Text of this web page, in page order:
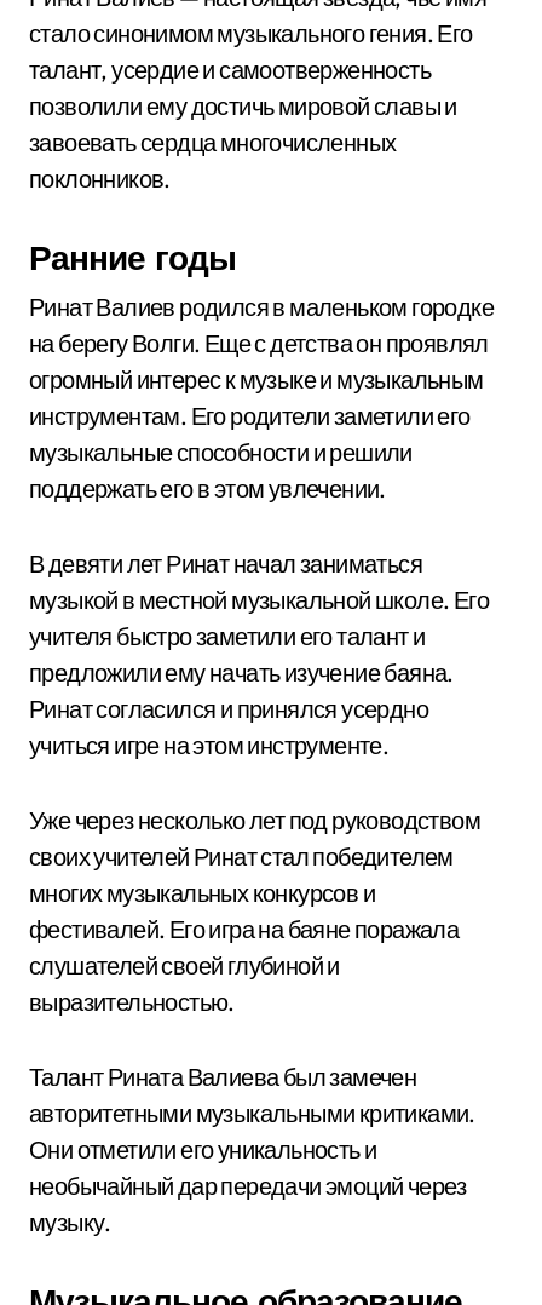
стало синонимом музыкального гения. Его
талант, усердие и самоотверженность
позволили ему достичь мировой славы и
завоевать сердца многочисленных
поклонников.
Ранние годы
Ринат Валиев родился в маленьком городке
на берегу Волги. Еще с детства он проявлял
огромный интерес к музыке и музыкальным
инструментам. Его родители заметили его
музыкальные способности и решили
поддержать его в этом увлечении.
В девяти лет Ринат начал заниматься
музыкой в местной музыкальной школе. Его
учителя быстро заметили его талант и
предложили ему начать изучение баяна.
Ринат согласился и принялся усердно
учиться игре на этом инструменте.
Уже через несколько лет под руководством
своих учителей Ринат стал победителем
многих музыкальных конкурсов и
фестивалей. Его игра на баяне поражала
слушателей своей глубиной и
выразительностью.
Талант Рината Валиева был замечен
авторитетными музыкальными критиками.
Они отметили его уникальность и
необычайный дар передачи эмоций через
музыку.